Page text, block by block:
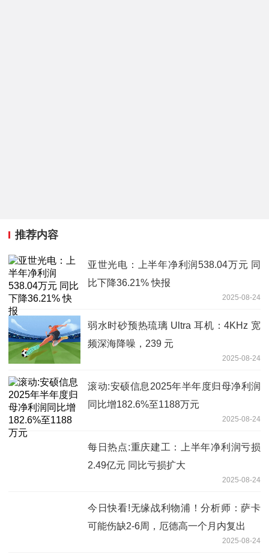
推荐内容
亚世光电：上半年净利润538.04万元 同
比下降36.21% 快报
2025-08-24
弱水时砂预热琉璃 Ultra 耳机：4KHz 宽
频深海降噪，239 元
2025-08-24
滚动:安硕信息2025年半年度归母净利润
同比增182.6%至1188万元
2025-08-24
每日热点:重庆建工：上半年净利润亏损
2.49亿元 同比亏损扩大
2025-08-24
今日快看!无缘战利物浦！分析师：萨卡
可能伤缺2-6周，厄德高一个月内复出
2025-08-24